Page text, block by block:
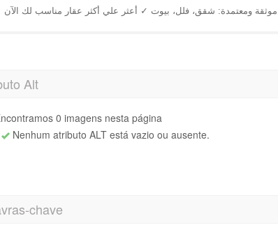
Alt
0 imagens nesta página
Nenhum atributo ALT está vazio ou ausente.
chave